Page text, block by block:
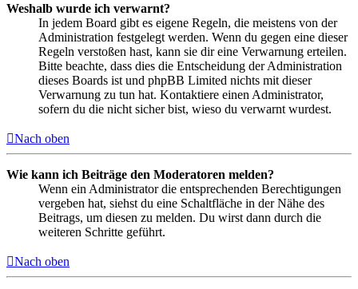
Weshalb wurde ich verwarnt?
In jedem Board gibt es eigene Regeln, die meistens von der
Administration festgelegt werden. Wenn du gegen eine dieser
Regeln verstoßen hast, kann sie dir eine Verwarnung erteilen.
Bitte beachte, dass dies die Entscheidung der Administration
dieses Boards ist und phpBB Limited nichts mit dieser
Verwarnung zu tun hat. Kontaktiere einen Administrator,
sofern du die nicht sicher bist, wieso du verwarnt wurdest.
Nach oben
Wie kann ich Beiträge den Moderatoren melden?
Wenn ein Administrator die entsprechenden Berechtigungen
vergeben hat, siehst du eine Schaltfläche in der Nähe des
Beitrags, um diesen zu melden. Du wirst dann durch die
weiteren Schritte geführt.
Nach oben